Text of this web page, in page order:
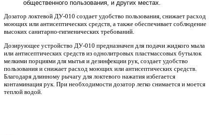
общественного пользования, и других местах.
Дозатор локтевой ДУ-010 создает удобство пользования, снижает расход
моющих или антисептических средств, а также обеспечивает соблюдение
высоких санитарно-гигиенических требований.
Дозирующее устройство ДУ-010 предназначен для подачи жидкого мыла
или антисептических средств из однолитровых пластмассовых бутылок
мелкими порциями для мытья и дезинфекции рук, создает удобство
пользования и снижает расход моющих или антисептических средств.
Благодаря длинному рычагу для локтевого нажатия избегается
контаминация рук. При необходимости дозатор легко снимается и моется
теплой водой.